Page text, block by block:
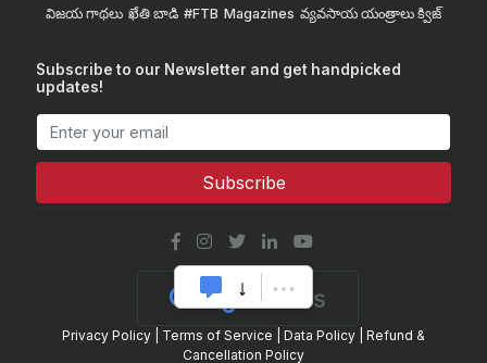
విజయ గాథలు ఖేతి బాడి #FTB Magazines వ్యవసాయ యంత్రాలు క్విజ్
Subscribe to our Newsletter and get handpicked
updates!
Subscribe
Privacy Policy Terms of Service Data Policy
Refund &
Cancellation Policy